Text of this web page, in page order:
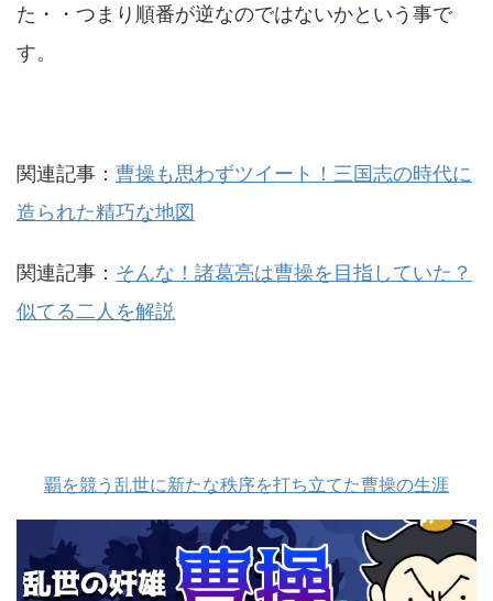
た・・つまり順番が逆なのではないかという事で
す。
関連記事： 曹操も思わずツイート！三国志の時代に
造られた精巧な地図
関連記事： そんな！諸葛亮は曹操を目指していた？
似てる二人を解説
覇を競う乱世に新たな秩序を打ち立てた曹操の生涯